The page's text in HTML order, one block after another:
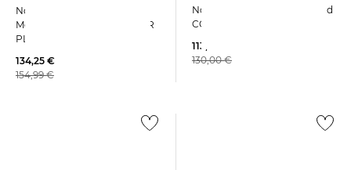
Northwave | Herren
Mountainbikeschuhe SPIDER
PLUS 3
134,25 €
154,99 €
Northwave | Herren Rennrad
CORE PLUS 2 Wide Fit
113,29 €
130,00 €